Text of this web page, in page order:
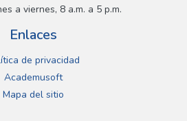
a viernes, 8 a.m. a 5 p.m.
Enlaces
de privacidad
Academusoft
Mapa del sitio